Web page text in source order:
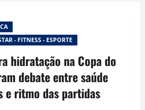
- FITNESS - ESPORTE
hidratação na Copa do
debate entre saúde
e ritmo das partidas